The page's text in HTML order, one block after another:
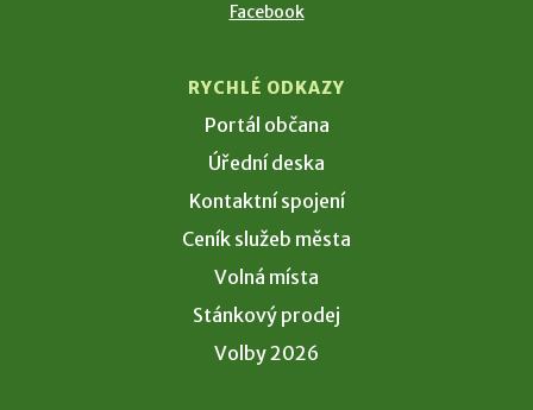
Facebook
RYCHLÉ ODKAZY
Portál občana
Úřední deska
Kontaktní spojení
Ceník služeb města
Volná místa
Stánkový prodej
Volby 2026